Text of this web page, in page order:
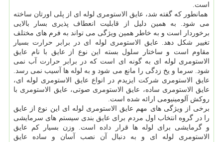
است.
همانطور که گفته شد، عایق الاستومری لوله ای از پلی اورتان ساخته
می شود. به همین دلیل از قابلیت انعطاف پذیری بسار بالایی
برخوردار است و به خاطر همین ویژگی می تواند به فرم های مختلف
تغییر شکل دهد. عایق الاستومری لوله ای در برابر حرارت بسیار
مقاوم است و ساختار سلول بسته این نوع از عایق با نام عایق
الاستومری لوله ای به گونه ای است که در برابر حرارت آب نمی
شود. سرما و یخ زدگی را مانع می شود و به لوله ها آسیب نمی رسد.
عایق الاستومری شرکت ایزیدم در انواع عایق الاستومری لوله ای،
عایق الاستومری ساده، عایق الاستومری صوتی، عایق الاستومری با
روکش آلومینیومی ارائه شده است.
برخی از ویژگی های مهم عایق الاستومری لوله ای این نوع از عایق
را در گروه انتخاب اول مردم برای عایق بندی سیستم های سرمایشی
و گرمایشی برای لوله ها قرار داده است. وزن بسیار کم عایق
الاستومری لوله ای و به دنبال آن نصب آسان و ساده عایق